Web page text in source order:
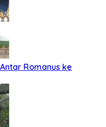
Romanus ke